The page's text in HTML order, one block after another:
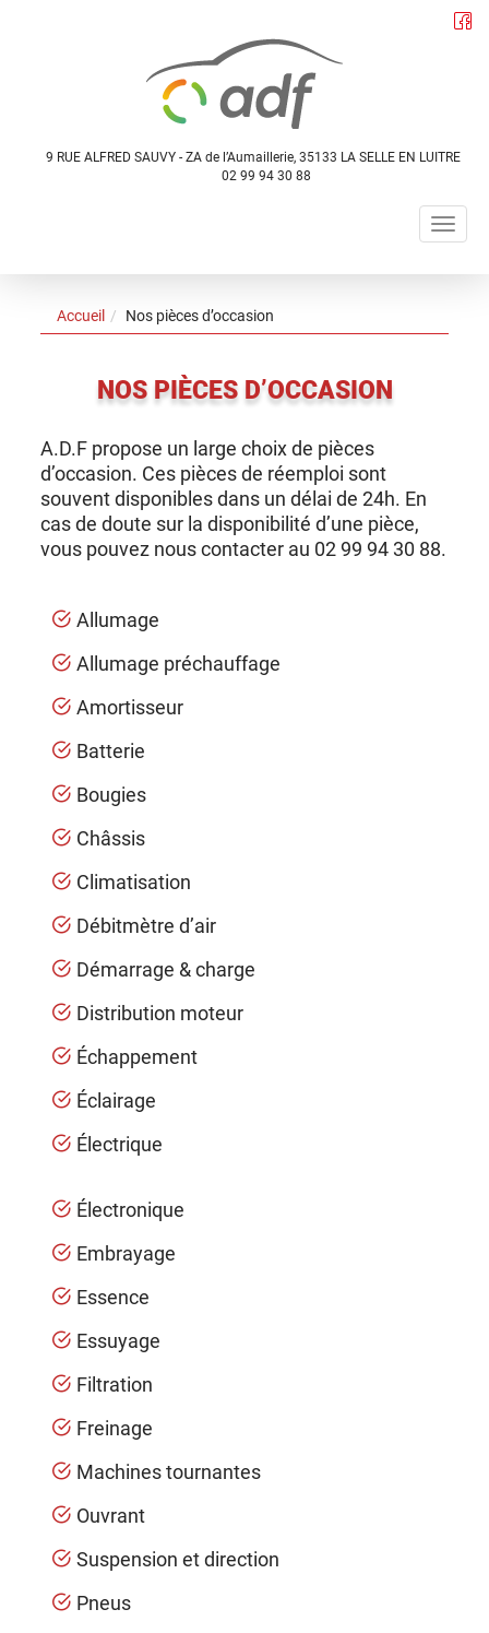
9 RUE ALFRED SAUVY - ZA de l’Aumaillerie, 35133 LA SELLE EN LUITRE
02 99 94 30 88
Accueil Nos pièces d’occasion
NOS PIÈCES D’OCCASION
A.D.F propose un large choix de pièces
d’occasion. Ces pièces de réemploi sont
souvent disponibles dans un délai de 24h. En
cas de doute sur la disponibilité d’une pièce,
vous pouvez nous contacter au 02 99 94 30 88.
Allumage
Allumage préchauffage
Amortisseur
Batterie
Bougies
Châssis
Climatisation
Débitmètre d’air
Démarrage & charge
Distribution moteur
Échappement
Éclairage
Électrique
Électronique
Embrayage
Essence
Essuyage
Filtration
Freinage
Machines tournantes
Ouvrant
Suspension et direction
Pneus